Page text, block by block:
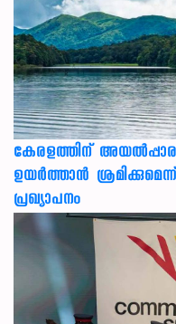
കേരളത്തിന് അ‌യൽപ്പാര!
ഉയർത്താൻ
പ്രഖ്യാപനം